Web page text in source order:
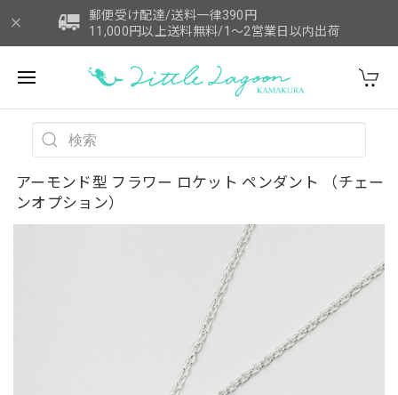
郵便受け配達/送料一律390円
11,000円以上送料無料/1～2営業日以内出荷
アーモンド型 フラワー ロケット ペンダント （チェー
ンオプション）